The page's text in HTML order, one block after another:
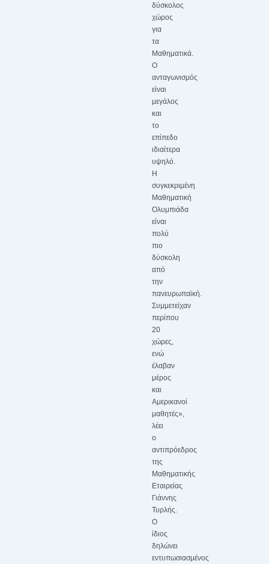
δύσκολος
χώρος
για
τα
Μαθηματικά.
Ο
ανταγωνισμός
είναι
μεγάλος
και
το
επίπεδο
ιδιαίτερα
υψηλό.
Η
συγκεκριμένη
Μαθηματική
Ολυμπιάδα
είναι
πολύ
πιο
δύσκολη
από
την
πανευρωπαϊκή.
Συμμετείχαν
περίπου
20
χώρες,
ενώ
έλαβαν
μέρος
και
Αμερικανοί
μαθητές»,
λέει
ο
αντιπρόεδρος
της
Μαθηματικής
Εταιρείας
Γιάννης
Τυρλής.
Ο
ίδιος
δηλώνει
εντυπωσιασμένος